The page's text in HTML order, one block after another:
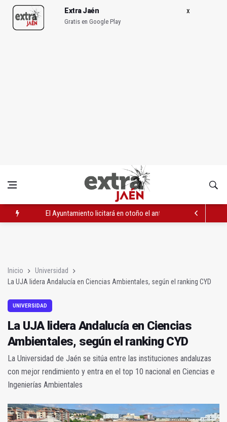
Extra Jaén
Gratis en Google Play
El Ayuntamiento licitará en otoño el antiguo aparcamiento
Inicio
Universidad
La UJA lidera Andalucía en Ciencias Ambientales, según el ranking CYD
UNIVERSIDAD
La UJA lidera Andalucía en Ciencias
Ambientales, según el ranking CYD
La Universidad de Jaén se sitúa entre las instituciones andaluzas
con mejor rendimiento y entra en el top 10 nacional en Ciencias e
Ingenierías Ambientales